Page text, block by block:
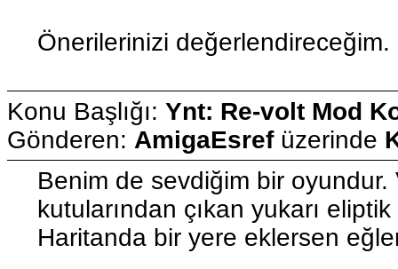
Önerilerinizi değerlendireceğim.
Konu Başlığı: Ynt: Re-volt Mod
Gönderen: AmigaEsrefüzerinde
Benim de sevdiğim bir
kutularından çıkan yukarı
Haritanda bir yere eklersen